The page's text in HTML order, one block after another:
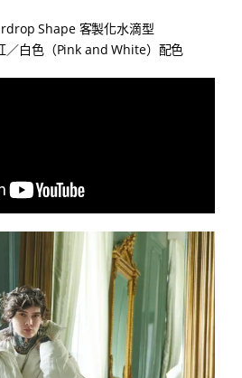
Shape 客製化水滴型
／白色（Pink and White）配色